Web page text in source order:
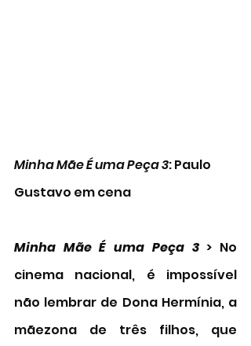
Minha Mãe É uma Peça 3: Paulo
Gustavo em cena
Minha Mãe É uma Peça 3 > No
cinema nacional, é impossível
não lembrar de Dona Hermínia, a
mãezona de três filhos, que